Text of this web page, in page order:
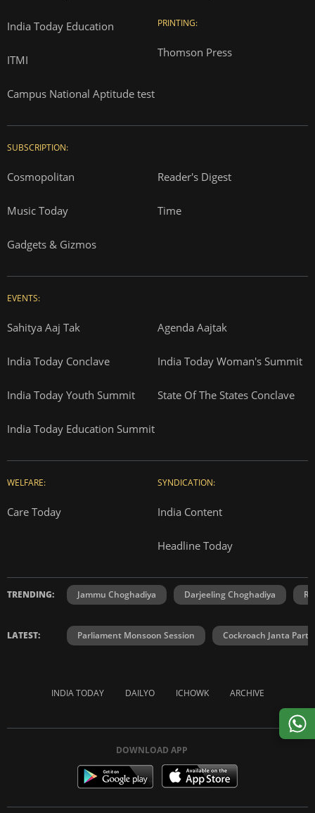
India Today Education
ITMI
Campus National Aptitude test
PRINTING:
Thomson Press
SUBSCRIPTION:
Cosmopolitan Reader's Digest
Music Today Time
Gadgets & Gizmos
EVENTS:
Sahitya Aaj Tak Agenda Aajtak
India Today Conclave India Today Woman's Summit
India Today Youth Summit State Of The States Conclave
India Today Education Summit
WELFARE:
Care Today
SYNDICATION:
India Content
Headline Today
TRENDING: Jammu Choghadiya Darjeeling Choghadiya
LATEST: Parliament Monsoon Session Cockroach Janta
INDIA TODAY DAILYO ICHOWK ARCHIVE
DOWNLOAD APP